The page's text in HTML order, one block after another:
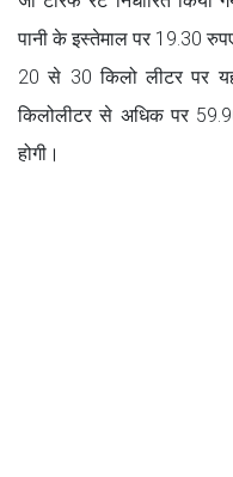
पानी के इस्तेमाल पर 19.30 रुपए
20 से 30 किलो लीटर पर
किलोलीटर से अधिक पर
होगी।